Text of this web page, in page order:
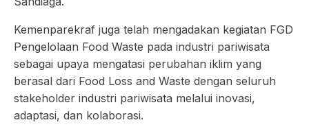
Kemenparekraf juga telah mengadakan kegiatan FGD
Pengelolaan Food Waste pada industri pariwisata
sebagai upaya mengatasi perubahan iklim yang
berasal dari Food Loss and Waste dengan seluruh
stakeholder industri pariwisata melalui inovasi,
adaptasi, dan kolaborasi.